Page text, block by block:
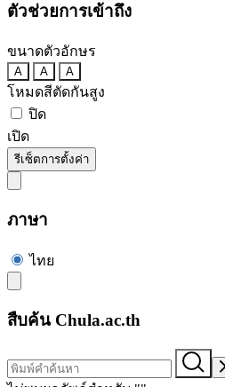
ตัวช่วยการเข้าถึง
ขนาดตัวอักษร
A A A
โหมดสีตัดกันสูง
ปิด
เปิด
รีเซ็ตการตั้งค่า
ภาษา
ไทย
สืบค้น Chula.ac.th